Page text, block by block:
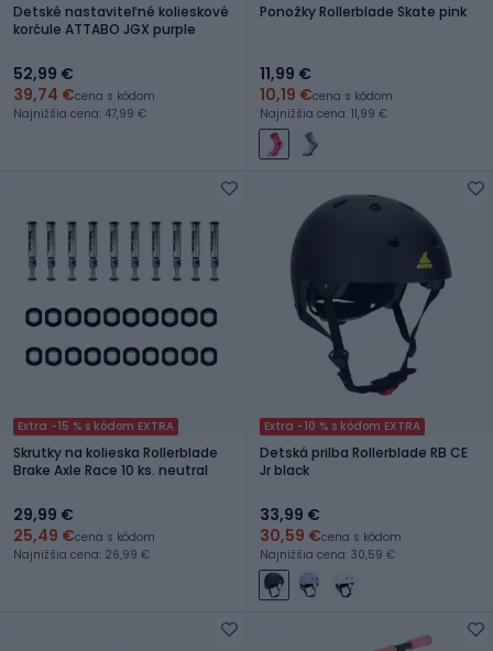
Detské nastaviteľné kolieskové
korčule ATTABO JGX purple
52,99 €
39,74 €cena s kódom
Najnižšia cena: 47,99 €
Ponožky Rollerblade Skate pink
11,99 €
10,19 €cena s kódom
Najnižšia cena: 11,99 €
Extra -15 % s kódom EXTRA
Skrutky na kolieska Rollerblade
Brake Axle Race 10 ks. neutral
29,99 €
25,49 €cena s kódom
Najnižšia cena: 26,99 €
Extra -10 % s kódom EXTRA
Detská prilba Rollerblade RB CE
Jr black
33,99 €
30,59 €cena s kódom
Najnižšia cena: 30,59 €